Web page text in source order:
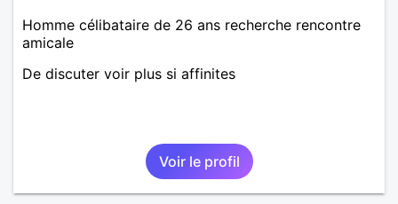
Homme célibataire de 26 ans recherche rencontre
amicale
De discuter voir plus si affinites
Voir le profil